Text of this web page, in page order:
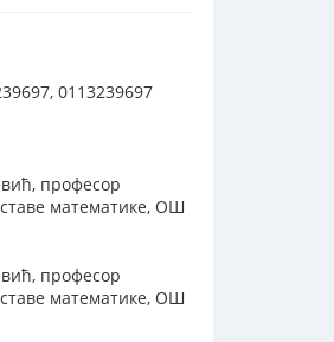
0113239697
професор
математике, ОШ
професор
математике, ОШ